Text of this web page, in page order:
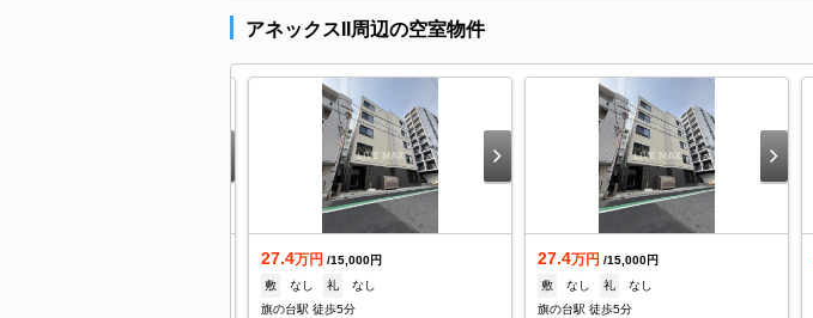
アネックスII周辺の空室物件
27.4万円 /15,000円
敷
なし 礼
なし
旗の台駅 徒歩5分
27.4万円 /15,000円
敷
なし 礼
なし
旗の台駅 徒歩5分